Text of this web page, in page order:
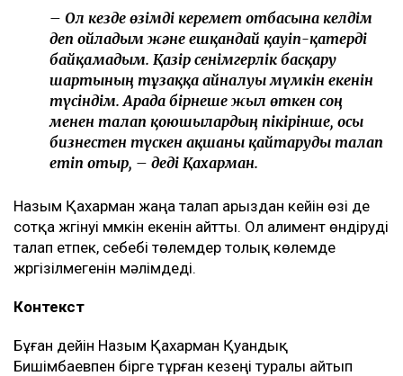
– Ол кезде өзімді керемет отбасына келдім
деп ойладым және ешқандай қауіп-қатерді
байқамадым. Қазір сенімгерлік басқару
шартының тұзаққа айналуы мүмкін екенін
түсіндім. Арада бірнеше жыл өткен соң
менен талап қоюшылардың пікірінше, осы
бизнестен түскен ақшаны қайтаруды талап
етіп отыр, – деді Қахарман.
Назым Қахарман жаңа талап арыздан кейін өзі де
сотқа жүгінуі мүмкін екенін айтты. Ол алимент өндіруді
талап етпек, себебі төлемдер толық көлемде
жүргізілмегенін мәлімдеді.
Контекст
Бұған дейін Назым Қахарман Қуандық
Бишімбаевпен бірге тұрған кезеңі туралы айтып